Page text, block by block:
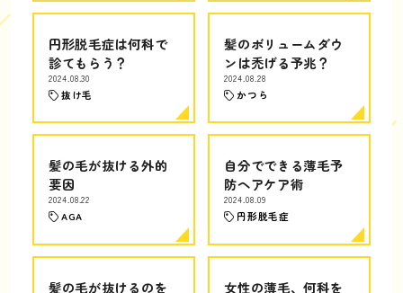
円形脱毛症は何科で
診てもらう？
2024.08.30
抜け毛
髪のボリュームダウ
ンは禿げる予兆？
2024.08.28
かつら
髪の毛が抜ける外的
要因
2024.08.22
AGA
自分でできる薄毛予
防ヘアケア術
2024.08.09
円形脱毛症
髪の毛が抜けるのを
女性の薄毛、何科を